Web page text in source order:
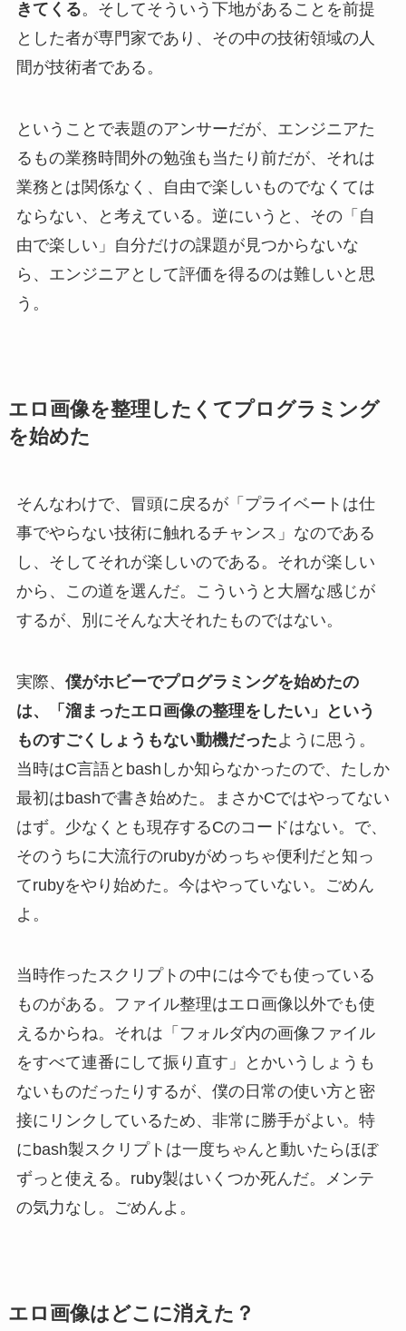
きてくる。そしてそういう下地があることを前提
とした者が専門家であり、その中の技術領域の人
間が技術者である。
ということで表題のアンサーだが、エンジニアた
るもの業務時間外の勉強も当たり前だが、それは
業務とは関係なく、自由で楽しいものでなくては
ならない、と考えている。逆にいうと、その「自
由で楽しい」自分だけの課題が見つからないな
ら、エンジニアとして評価を得るのは難しいと思
う。
エロ画像を整理したくてプログラミング
を始めた
そんなわけで、冒頭に戻るが「プライベートは仕
事でやらない技術に触れるチャンス」なのである
し、そしてそれが楽しいのである。それが楽しい
から、この道を選んだ。こういうと大層な感じが
するが、別にそんな大それたものではない。
実際、 僕がホビーでプログラミングを始めたの
は、「溜まったエロ画像の整理をしたい」という
ものすごくしょうもない動機だったように思う。
当時はC言語とbashしか知らなかったので、たしか
最初はbashで書き始めた。まさかCではやってない
はず。少なくとも現存するCのコードはない。で、
そのうちに大流行のrubyがめっちゃ便利だと知っ
てrubyをやり始めた。今はやっていない。ごめん
よ。
当時作ったスクリプトの中には今でも使っている
ものがある。ファイル整理はエロ画像以外でも使
えるからね。それは「フォルダ内の画像ファイル
をすべて連番にして振り直す」とかいうしょうも
ないものだったりするが、僕の日常の使い方と密
接にリンクしているため、非常に勝手がよい。特
にbash製スクリプトは一度ちゃんと動いたらほぼ
ずっと使える。ruby製はいくつか死んだ。メンテ
の気力なし。ごめんよ。
エロ画像はどこに消えた？